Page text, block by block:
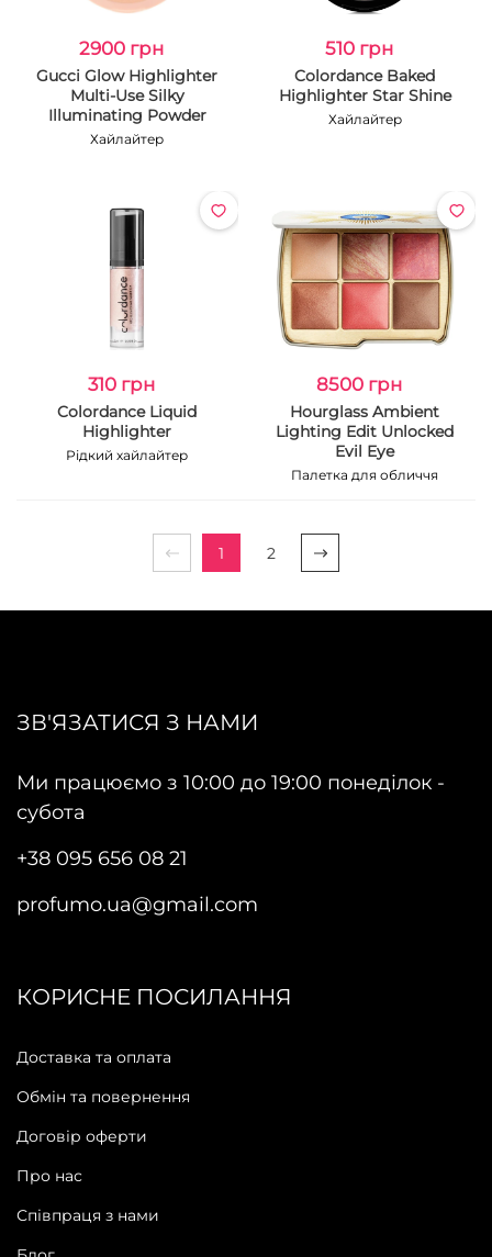
2900 грн
Gucci Glow Highlighter
Multi-Use Silky
Illuminating Powder
Хайлайтер
510 грн
Colordance Baked
Highlighter Star Shine
Хайлайтер
310 грн
Colordance Liquid
Highlighter
Рідкий хайлайтер
8500 грн
Hourglass Ambient
Lighting Edit Unlocked
Evil Eye
Палетка для обличчя
1 2
ЗВ'ЯЗАТИСЯ З НАМИ
Ми працюємо з 10:00 до 19:00 понеділок -
субота
+38 095 656 08 21
profumo.ua@gmail.com
КОРИСНЕ ПОСИЛАННЯ
Доставка та оплата
Обмін та повернення
Договір оферти
Про нас
Співпраця з нами